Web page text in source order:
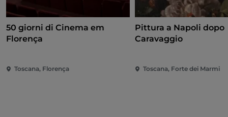
50 giorni di Cinema em
Florença
Toscana, Florença
Pittura a Napoli dopo
Caravaggio
Toscana, Forte dei Marmi